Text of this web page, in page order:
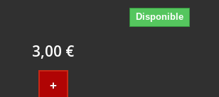
Disponible
3,00 €
+